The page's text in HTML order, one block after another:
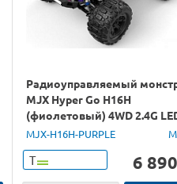
Радиоуправляемый
MJX Hyper Go H16H
(фиолетовый) 4WD 2.4G
GPS 1/16 RTR
MJX-H16H-PURPLE
Т 6 890